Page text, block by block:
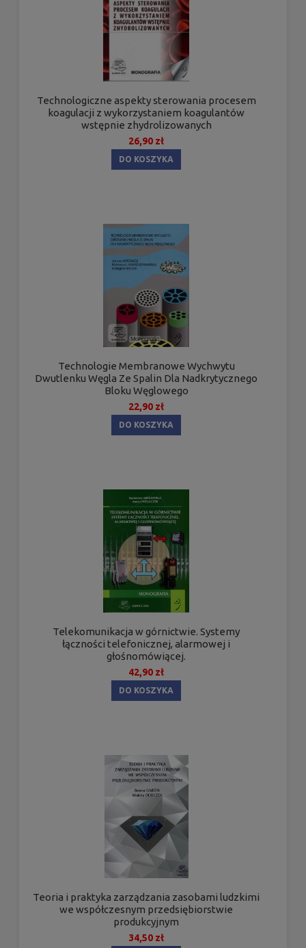
Technologiczne aspekty sterowania procesem
koagulacji z wykorzystaniem koagulantów
wstępnie zhydrolizowanych
26,90 zł
DO KOSZYKA
Technologie Membranowe Wychwytu
Dwutlenku Węgla Ze Spalin Dla Nadkrytycznego
Bloku Węglowego
22,90 zł
DO KOSZYKA
Telekomunikacja w górnictwie. Systemy
łączności telefonicznej, alarmowej i
głośnomówiącej.
42,90 zł
DO KOSZYKA
Teoria i praktyka zarządzania zasobami ludzkimi
we współczesnym przedsiębiorstwie
produkcyjnym
34,50 zł